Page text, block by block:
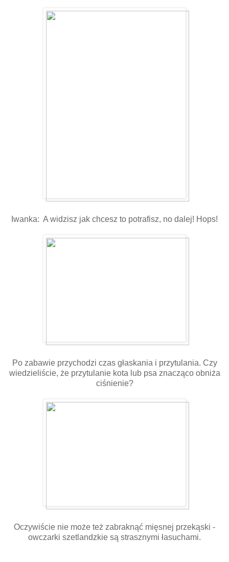
Iwanka: A widzisz jak chcesz to potrafisz, no dalej! Hops!
Po zabawie przychodzi czas głaskania i przytulania. Czy
wiedzieliście, że przytulanie kota lub psa znacząco obniża
ciśnienie?
Oczywiście nie może też zabraknąć mięsnej przekąski -
owczarki szetlandzkie są strasznymi łasuchami.